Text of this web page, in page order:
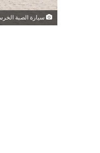
سيارة الصبة